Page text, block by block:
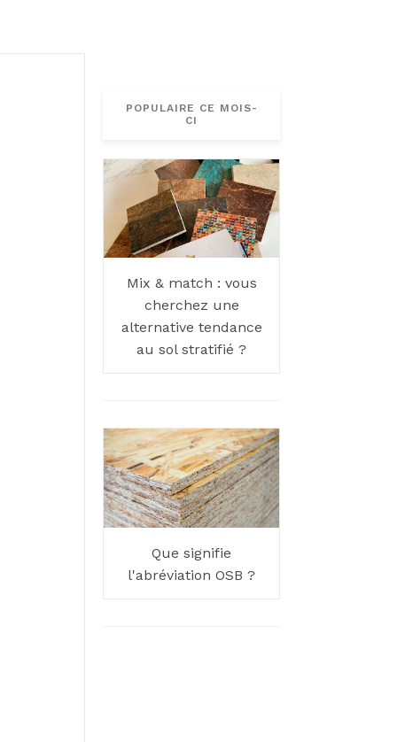
POPULAIRE CE MOIS-
CI
Mix & match : vous
cherchez une
alternative tendance
au sol stratifié ?
Que signifie
l'abréviation OSB ?